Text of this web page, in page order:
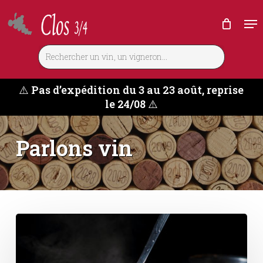
to
main
⚠️ Pas d’expédition du 3 au 23 août, reprise
le 24/08⚠️
Parlons vin
Quel